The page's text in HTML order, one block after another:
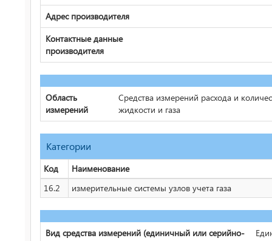
Адрес производителя
Контактные данные
производителя
Область
измерений
Средства измерений расхода и
жидкости и газа
Категории
Код
Наименование
16.2
измерительные системы узлов учета газа
Вид средства измерений (единичный или серийно-